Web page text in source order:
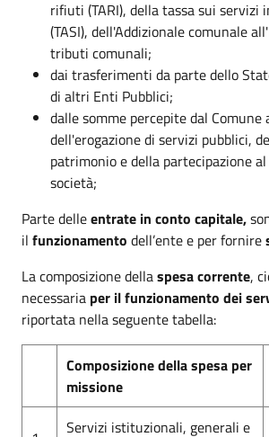
rifiuti (TARI), della tassa sui servizi
(TASI), dell'Addizionale comunale
tributi comunali;
dai trasferimenti da parte dello
di altri Enti Pubblici;
dalle somme percepite dal Comune
dell'erogazione di servizi pubblici,
patrimonio e della partecipazione
società;
Parte delleentrate in conto capitale,
il funzionamento dell’ente e per fornire
La composizione dellaspesa corrente,
necessaria per il funzionamento dei
riportata nella seguente tabella:
Composizione della spesa per
missione
Servizi istituzionali, generali e